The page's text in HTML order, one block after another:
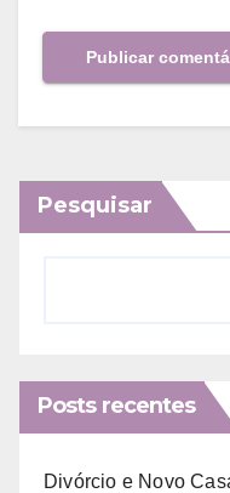
Pesquisar
Posts recentes
Divórcio e Novo